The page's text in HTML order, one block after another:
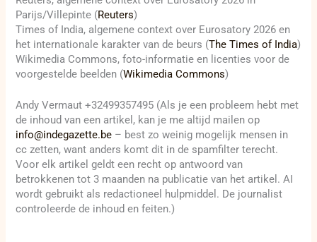
Parijs/Villepinte (Reuters)
Times of India, algemene context over Eurosatory 2026 en
het internationale karakter van de beurs (The Times of India)
Wikimedia Commons, foto-informatie en licenties voor de
voorgestelde beelden (Wikimedia Commons)
Andy Vermaut +32499357495 (Als je een probleem hebt met
de inhoud van een artikel, kan je me altijd mailen op
info@indegazette.be – best zo weinig mogelijk mensen in
cc zetten, want anders komt dit in de spamfilter terecht.
Voor elk artikel geldt een recht op antwoord van
betrokkenen tot 3 maanden na publicatie van het artikel. AI
wordt gebruikt als redactioneel hulpmiddel. De journalist
controleerde de inhoud en feiten.)